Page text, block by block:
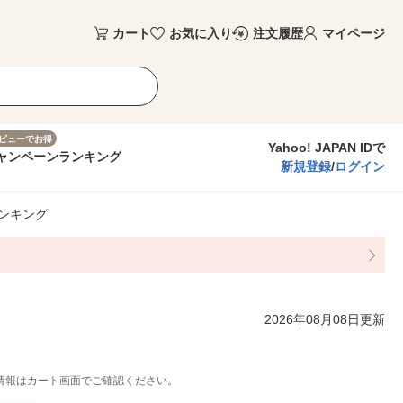
カート お気に入り 注文履歴 マイページ
ューでお得
ンペーンランキング
Yahoo! JAPAN IDで
新規登録/ログイン
キング
2026年08月08日更新
はカート画面でご確認ください。